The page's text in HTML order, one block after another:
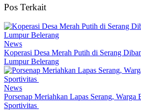
Pos Terkait
News
Koperasi Desa Merah Putih di Serang
Lumpur Belerang
News
Porsenap Meriahkan Lapas Serang, Warga
Sportivitas